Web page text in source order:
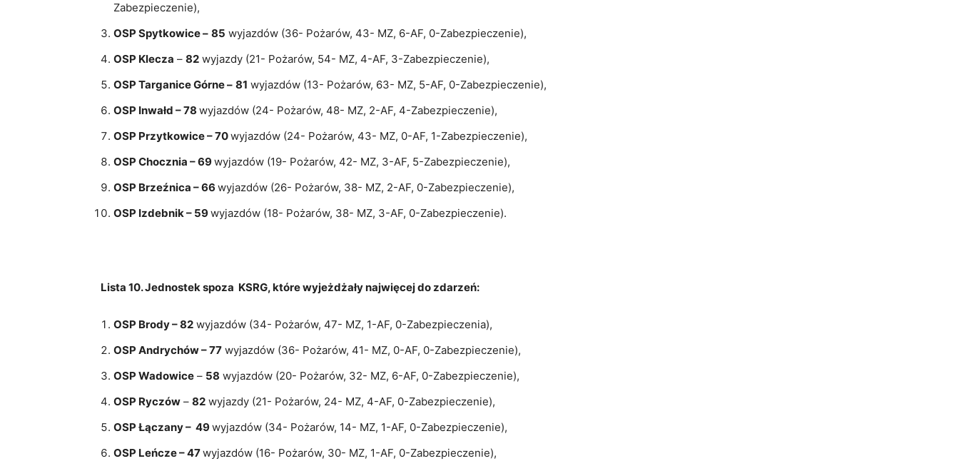
Zabezpieczenie),
OSP Spytkowice – 85 wyjazdów (36- Pożarów, 43- MZ, 6-AF, 0-Zabezpieczenie),
OSP Klecza – 82 wyjazdy (21- Pożarów, 54- MZ, 4-AF, 3-Zabezpieczenie),
OSP Targanice Górne – 81 wyjazdów (13- Pożarów, 63- MZ, 5-AF, 0-Zabezpieczenie),
OSP Inwałd – 78 wyjazdów (24- Pożarów, 48- MZ, 2-AF, 4-Zabezpieczenie),
OSP Przytkowice – 70wyjazdów (24- Pożarów, 43- MZ, 0-AF, 1-Zabezpieczenie),
OSP Chocznia – 69wyjazdów (19- Pożarów, 42- MZ, 3-AF, 5-Zabezpieczenie),
OSP Brzeźnica – 66 wyjazdów (26- Pożarów, 38- MZ, 2-AF, 0-Zabezpieczenie),
OSP Izdebnik – 59wyjazdów (18- Pożarów, 38- MZ, 3-AF, 0-Zabezpieczenie).
Lista 10. Jednostek spoza KSRG, które wyjeżdżały najwięcej do zdarzeń:
OSP Brody – 82 wyjazdów (34- Pożarów, 47- MZ, 1-AF, 0-Zabezpieczenia),
OSP Andrychów – 77 wyjazdów (36- Pożarów, 41- MZ, 0-AF, 0-Zabezpieczenie),
OSP Wadowice – 58 wyjazdów (20- Pożarów, 32- MZ, 6-AF, 0-Zabezpieczenie),
OSP Ryczów – 82 wyjazdy (21- Pożarów, 24- MZ, 4-AF, 0-Zabezpieczenie),
OSP Łączany– 49wyjazdów (34- Pożarów, 14- MZ, 1-AF, 0-Zabezpieczenie),
OSP Leńcze – 47wyjazdów (16- Pożarów, 30- MZ, 1-AF, 0-Zabezpieczenie),